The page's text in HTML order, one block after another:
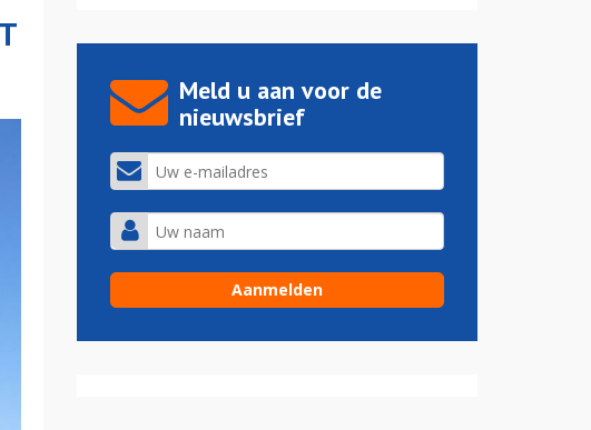
Meld u aan voor de
nieuwsbrief